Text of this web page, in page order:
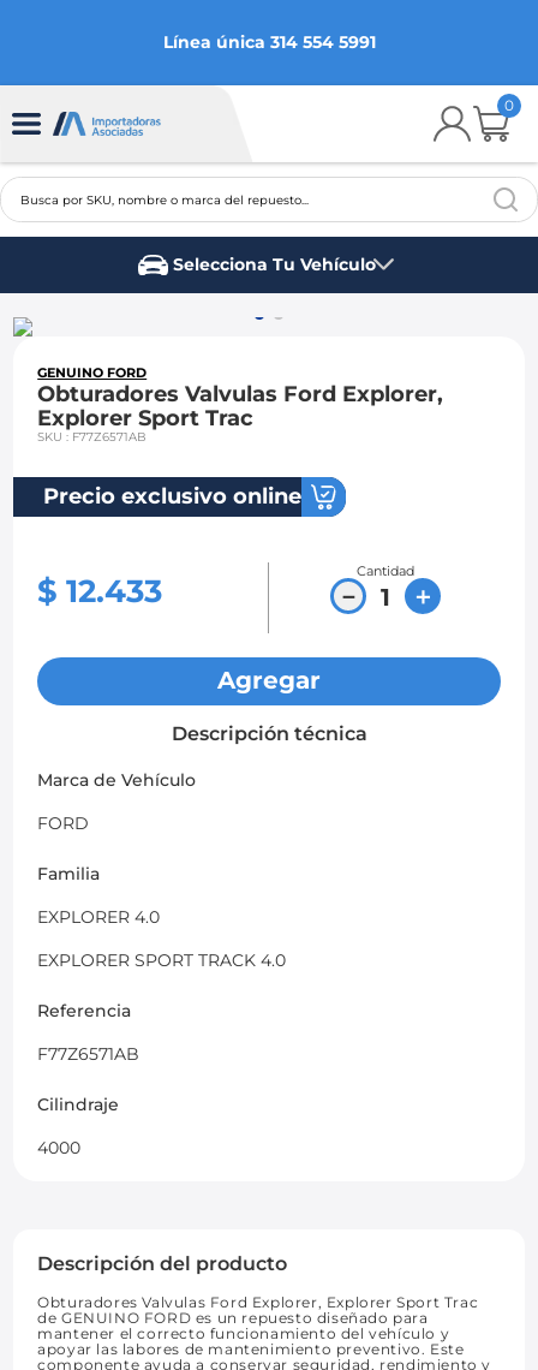
Línea única 314 554 5991
0
Busca por SKU, nombre o marca del repuesto...
Selecciona Tu Vehículo
GENUINO FORD
Obturadores Valvulas Ford Explorer,
Explorer Sport Trac
SKU: F77Z6571AB
Precio exclusivo online
$ 12.433
Cantidad
＋
－
Agregar
Descripción técnica
Marca de Vehículo
FORD
Familia
EXPLORER 4.0
EXPLORER SPORT TRACK 4.0
Referencia
F77Z6571AB
Cilindraje
4000
Descripción del producto
Obturadores Valvulas Ford Explorer, Explorer Sport Trac
de GENUINO FORD es un repuesto diseñado para
mantener el correcto funcionamiento del vehículo y
apoyar las labores de mantenimiento preventivo. Este
componente ayuda a conservar seguridad, rendimiento y
2
spark gt
ford fiesta
mazda 3
chevrolet spark gt
. mazda 2